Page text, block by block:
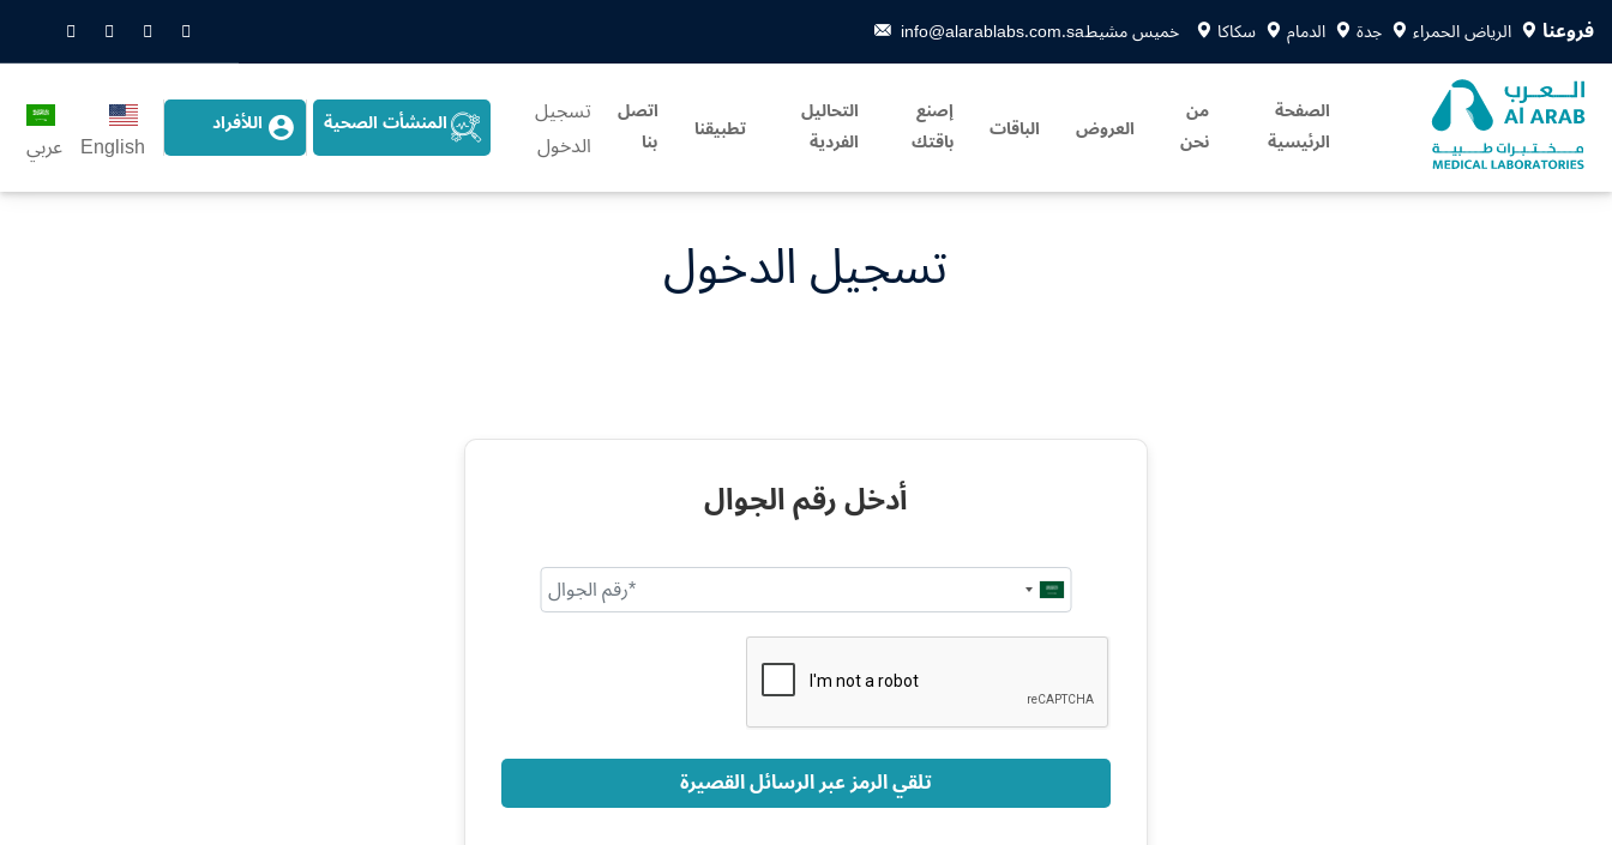
فروعنا الرياض الحمراء جدة الدمام سكاكا خميس مشيطinfo@alarablabs.com.sa
Snapchat
Twitter
LinkedIn
الصفحة
الرئيسية
من
نحن العروض الباقات إصنع
باقتك
التحاليل
الفردية تطبيقنا اتصل
بنا
تسجيل
الدخول
المنشأت الصحية اللأفراد
English عربي
تسجيل الدخول
أدخل رقم الجوال
Saudi
Arabia
تلقي الرمز عبر الرسائل القصيرة